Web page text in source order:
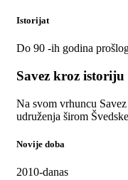
Istorijat
Do 90 -ih godina
Savez kroz istoriju
Na svom vrhuncu
udruženja širom
Novije doba
2010-danas